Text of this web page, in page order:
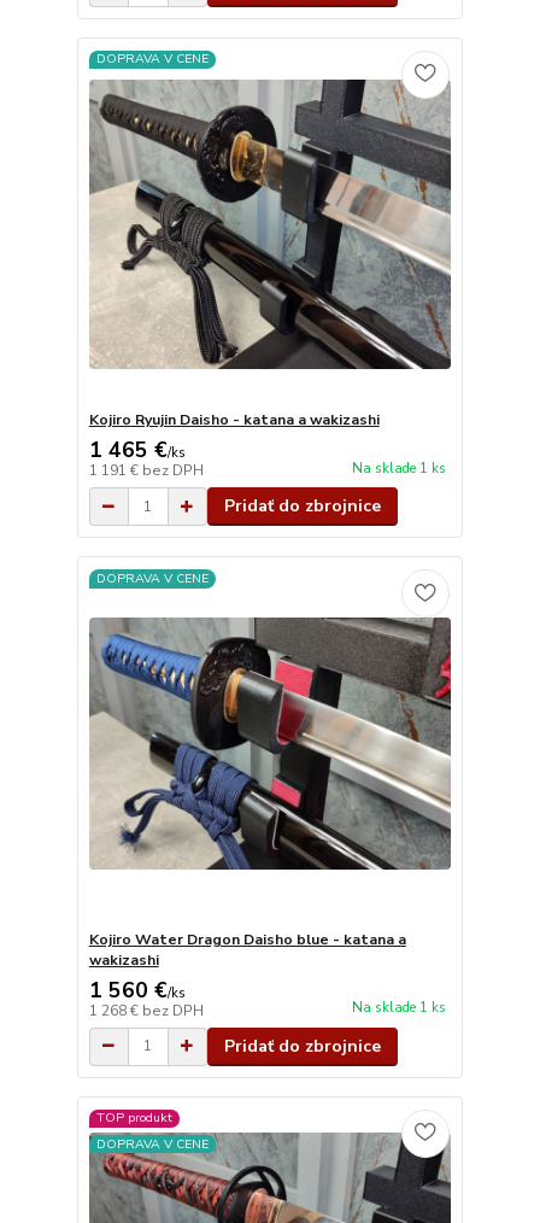
DOPRAVA V CENE
Kojiro Ryujin Daisho - katana a wakizashi
1 465 €/ks
1 191 € bez DPH Na sklade 1 ks
Pridať do zbrojnice
DOPRAVA V CENE
Kojiro Water Dragon Daisho blue - katana a
wakizashi
1 560 €/ks
1 268 € bez DPH Na sklade 1 ks
Pridať do zbrojnice
TOP produkt
DOPRAVA V CENE